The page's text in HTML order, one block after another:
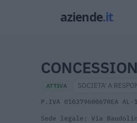
ATTIVA SOCIETA' A
P.IVA 01037960067REA AL-
Sede legale: Via